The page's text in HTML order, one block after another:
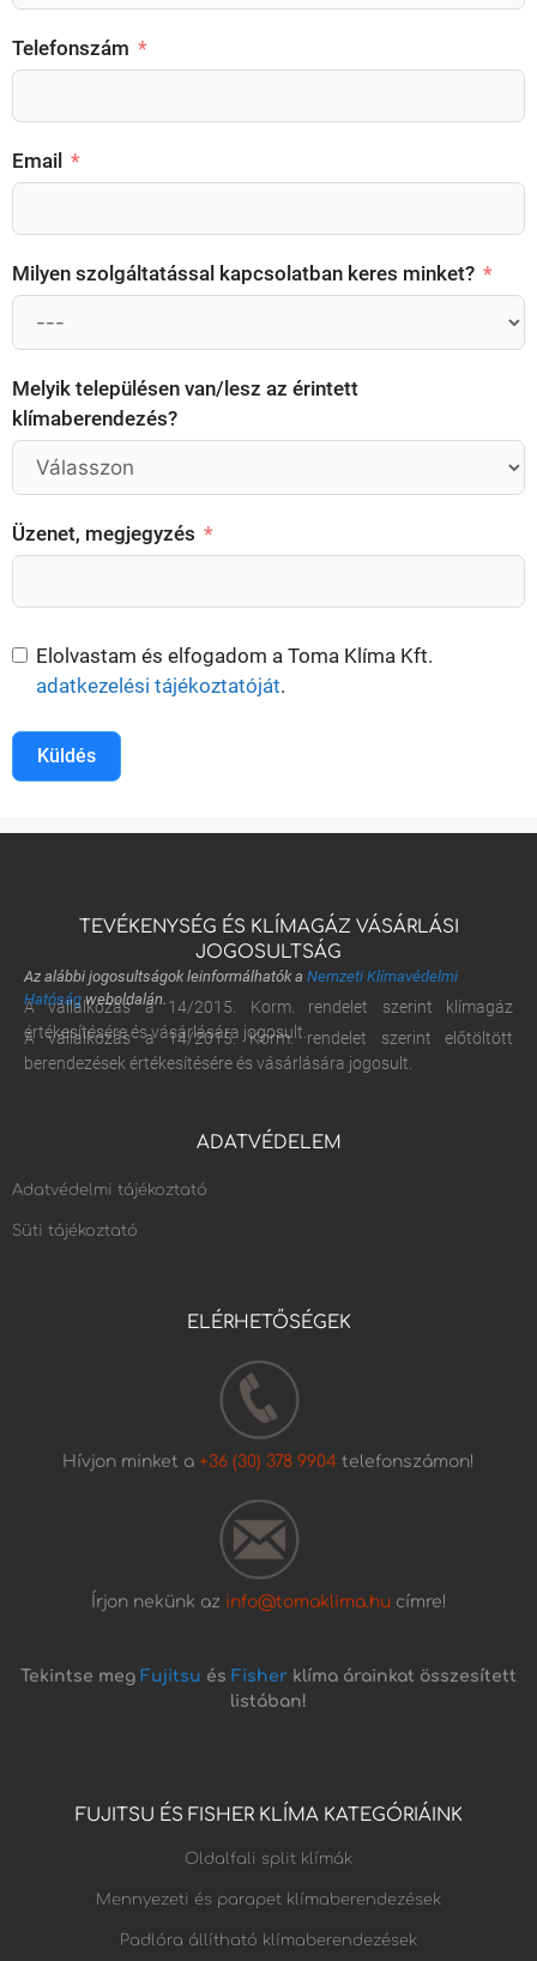
Telefonszám
Email
Milyen szolgáltatással kapcsolatban keres minket?
Melyik településen van/lesz az érintett
klímaberendezés?
Üzenet, megjegyzés
Elolvastam és elfogadom a Toma Klíma Kft.
adatkezelési tájékoztatóját.
Küldés
TEVÉKENYSÉG ÉS KLÍMAGÁZ VÁSÁRLÁSI
JOGOSULTSÁG
Az alábbi jogosultságok leinformálhatók a Nemzeti Klímavédelmi
Hatóságweboldalán.
A vállalkozás a 14/2015. Korm. rendelet szerint klímagáz
értékesítésére és vásárlására jogosult.
A vállalkozás a 14/2015. Korm. rendelet szerint előtöltött
berendezések értékesítésére és vásárlására jogosult.
ADATVÉDELEM
Adatvédelmi tájékoztató
Süti tájékoztató
ELÉRHETŐSÉGEK
Hívjon minket a +36 (30) 378 9904 telefonszámon!
Írjon nekünk az info@tomaklima.hucímre!
Tekintse meg Fujitsu és Fisher klíma árainkat összesített
listában!
FUJITSU ÉS FISHER KLÍMA KATEGÓRIÁINK
Oldalfali split klímák
Mennyezeti és parapet klímaberendezések
Padlóra állítható klímaberendezések